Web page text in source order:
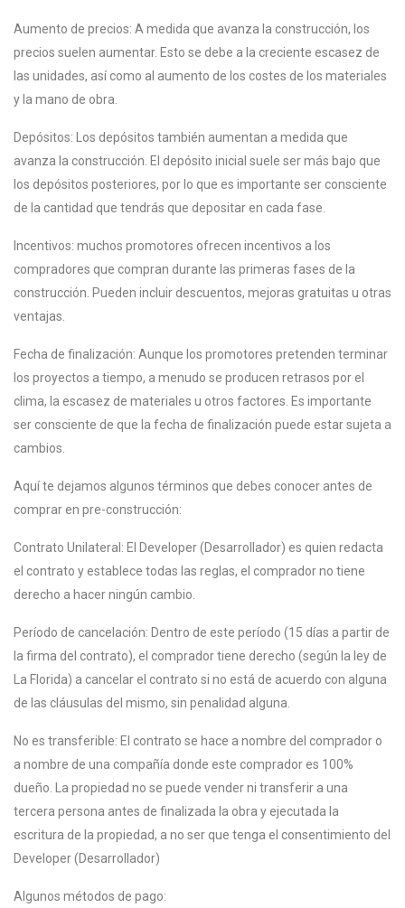
Aumento de precios: A medida que avanza la construcción, los
precios suelen aumentar. Esto se debe a la creciente escasez de
las unidades, así como al aumento de los costes de los materiales
y la mano de obra.
Depósitos: Los depósitos también aumentan a medida que
avanza la construcción. El depósito inicial suele ser más bajo que
los depósitos posteriores, por lo que es importante ser consciente
de la cantidad que tendrás que depositar en cada fase.
Incentivos: muchos promotores ofrecen incentivos a los
compradores que compran durante las primeras fases de la
construcción. Pueden incluir descuentos, mejoras gratuitas u otras
ventajas.
Fecha de finalización: Aunque los promotores pretenden terminar
los proyectos a tiempo, a menudo se producen retrasos por el
clima, la escasez de materiales u otros factores. Es importante
ser consciente de que la fecha de finalización puede estar sujeta a
cambios.
Aquí te dejamos algunos términos que debes conocer antes de
comprar en pre-construcción:
Contrato Unilateral: El Developer (Desarrollador) es quien redacta
el contrato y establece todas las reglas, el comprador no tiene
derecho a hacer ningún cambio.
Período de cancelación: Dentro de este período (15 días a partir de
la firma del contrato), el comprador tiene derecho (según la ley de
La Florida) a cancelar el contrato si no está de acuerdo con alguna
de las cláusulas del mismo, sin penalidad alguna.
No es transferible: El contrato se hace a nombre del comprador o
a nombre de una compañía donde este comprador es 100%
dueño. La propiedad no se puede vender ni transferir a una
tercera persona antes de finalizada la obra y ejecutada la
escritura de la propiedad, a no ser que tenga el consentimiento del
Developer (Desarrollador)
Algunos métodos de pago: